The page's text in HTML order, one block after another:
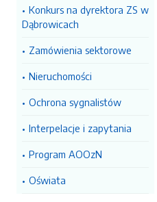
Konkurs na dyrektora ZS w
Dąbrowicach
Zamówienia sektorowe
Nieruchomości
Ochrona sygnalistów
Interpelacje i zapytania
Program AOOzN
Oświata